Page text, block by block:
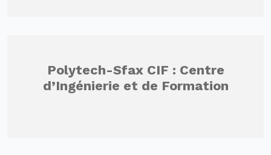
Polytech-Sfax CIF : Centre
d’Ingénierie et de Formation